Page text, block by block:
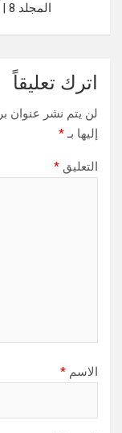
المجلد 8 | كانون الأول (ديسمبر) 2025 | رجب 1447
اترك تعليقاً
لن يتم نشر عنوان
إليها بـ*
التعليق *
الاسم *